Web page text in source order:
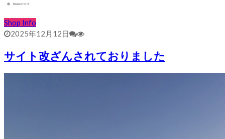
Shop Info
2025年12月12日
サイト改ざんされておりました